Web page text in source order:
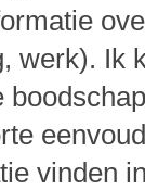
werk). Ik
vinden